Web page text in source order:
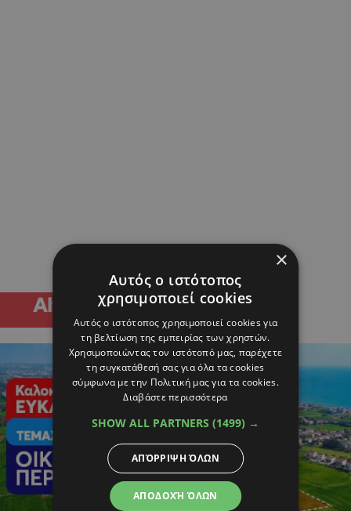
×
Αυτός ο ιστότοπος
χρησιμοποιεί cookies
Αυτός ο ιστότοπος χρησιμοποιεί cookies για
τη βελτίωση της εμπειρίας των χρηστών.
Χρησιμοποιώντας τον ιστότοπό μας, παρέχετε
τη συγκατάθεσή σας για όλα τα cookies
σύμφωνα με την Πολιτική μας για τα cookies.
Διαβάστε περισσότερα
SHOW ALL PARTNERS (1499) →
ΑΠΟΔΟΧΉ ΌΛΩΝ
ΑΠΌΡΡΙΨΗ ΌΛΩΝ